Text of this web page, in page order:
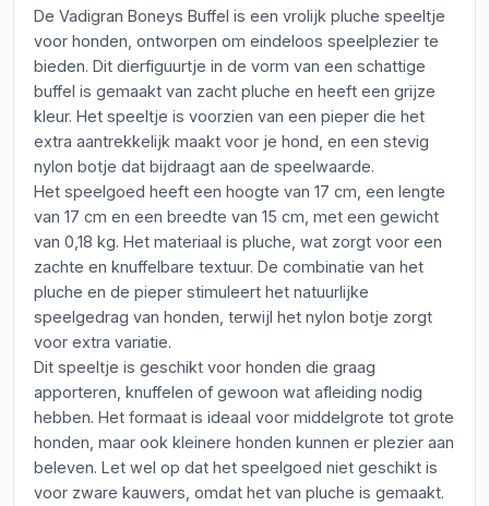
De Vadigran Boneys Buffel is een vrolijk pluche speeltje
voor honden, ontworpen om eindeloos speelplezier te
bieden. Dit dierfiguurtje in de vorm van een schattige
buffel is gemaakt van zacht pluche en heeft een grijze
kleur. Het speeltje is voorzien van een pieper die het
extra aantrekkelijk maakt voor je hond, en een stevig
nylon botje dat bijdraagt aan de speelwaarde.
Het speelgoed heeft een hoogte van 17 cm, een lengte
van 17 cm en een breedte van 15 cm, met een gewicht
van 0,18 kg. Het materiaal is pluche, wat zorgt voor een
zachte en knuffelbare textuur. De combinatie van het
pluche en de pieper stimuleert het natuurlijke
speelgedrag van honden, terwijl het nylon botje zorgt
voor extra variatie.
Dit speeltje is geschikt voor honden die graag
apporteren, knuffelen of gewoon wat afleiding nodig
hebben. Het formaat is ideaal voor middelgrote tot grote
honden, maar ook kleinere honden kunnen er plezier aan
beleven. Let wel op dat het speelgoed niet geschikt is
voor zware kauwers, omdat het van pluche is gemaakt.